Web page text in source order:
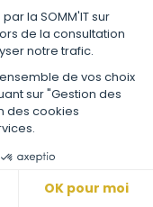
la SOMM'IT sur
de la consultation
notre trafic.
de vos choix
sur "Gestion des
des cookies
OK pour moi